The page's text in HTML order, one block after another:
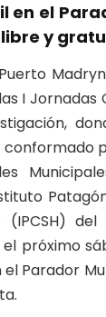
en el
libre y
I Jornadas
conformado
del
el próximo
Parador